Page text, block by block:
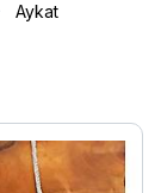
Aykat